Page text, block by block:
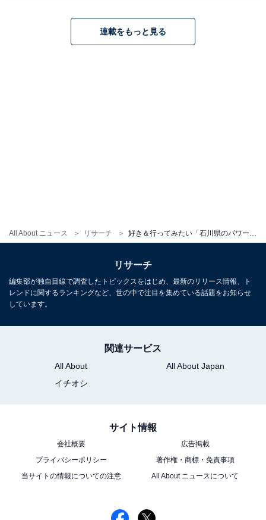
All About ニュース リサーチ
連載をもっと見る
リサーチ
編集部が独自目線で調査したトピックスをはじめ、最新のリリース情報、ト
レンドに関するランキングなど、世の中で注目を集めている話題をお知らせ
しています。
関連サービス
All About
All About Japan
イチオシ
サイト情報
会社概要
広告掲載
プライバシーポリシー
著作権・商標・免責事項
当サイトの情報についての注意
All About ニュースについて